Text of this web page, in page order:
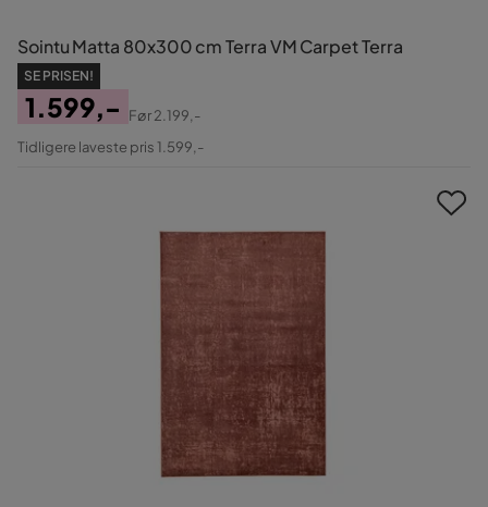
Sointu Matta 80x300 cm Terra VM Carpet Terra
SE PRISEN!
Pris
1.599,-
Original
Før2.199,-
Tidligere laveste pris 1.599,-